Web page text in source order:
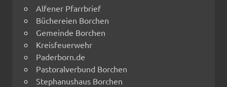
Alfener Pfarrbrief
Büchereien Borchen
Gemeinde Borchen
Kreisfeuerwehr
Paderborn.de
Pastoralverbund Borchen
Stephanushaus Borchen